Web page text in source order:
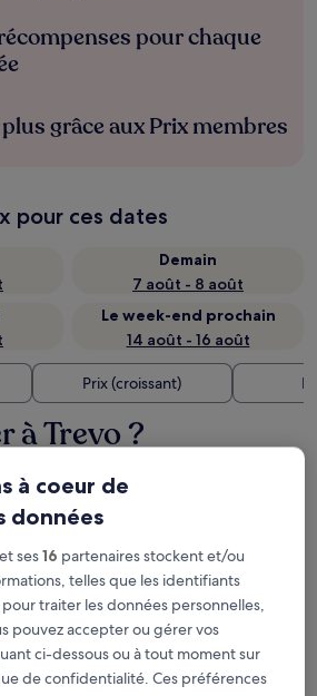
pour chaque
grâce aux Prix membres
pour ces dates
Demain
7 août - 8 août
Le week-end prochain
14 août - 16 août
Prix (croissant)
à Trevo ?
à coeur de
données
ses16 partenaires stockent et/ou
telles que les identifiants
traiter les données personnelles,
pouvez accepter ou gérer vos
ci-dessous ou à tout moment sur
de confidentialité. Ces préférences